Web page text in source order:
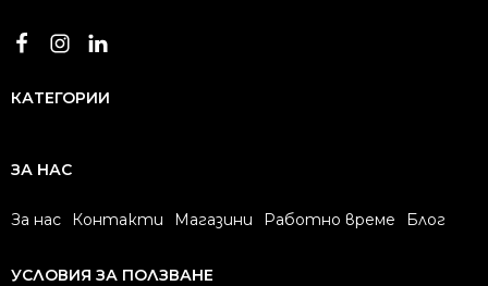
КАТЕГОРИИ
ЗА НАС
За нас Контакти Магазини Работно време Блог
УСЛОВИЯ ЗА ПОЛЗВАНЕ